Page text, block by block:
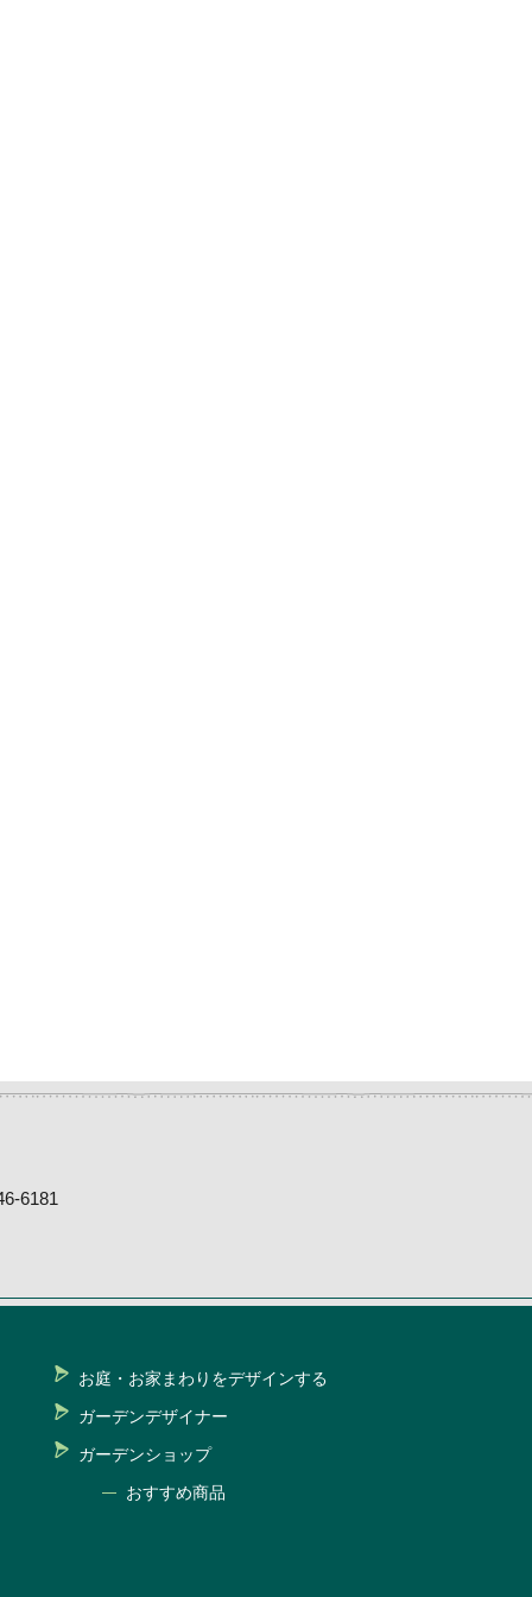
6181
お庭・お家まわりをデザインする
ガーデンデザイナー
ガーデンショップ
おすすめ商品